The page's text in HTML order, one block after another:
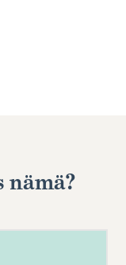
nämä?